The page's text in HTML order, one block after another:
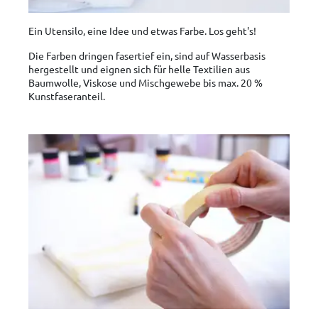
Ein Utensilo, eine Idee und etwas Farbe. Los geht's!
Die Farben dringen fasertief ein, sind auf Wasserbasis
hergestellt und eignen sich für helle Textilien aus
Baumwolle, Viskose und Mischgewebe bis max. 20 %
Kunstfaseranteil.